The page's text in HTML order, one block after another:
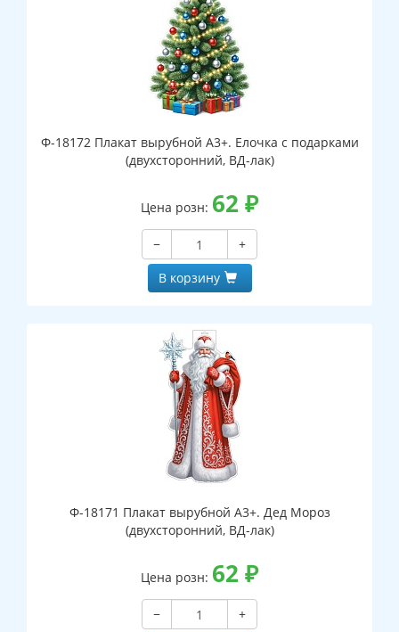
Ф-18172 Плакат вырубной А3+. Елочка с подарками
(двухсторонний, ВД-лак)
Цена розн: 62 ₽
−
+
В корзину
Ф-18171 Плакат вырубной А3+. Дед Мороз
(двухсторонний, ВД-лак)
Цена розн: 62 ₽
−
+